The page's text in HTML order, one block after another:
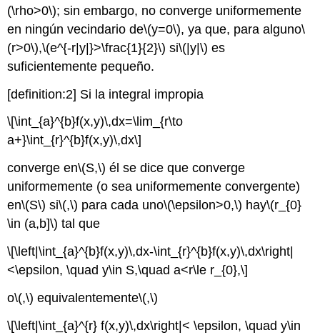
(\rho>0\); sin embargo, no converge uniformemente
en ningún vecindario de\(y=0\), ya que, para alguno\
(r>0\),\(e^{-r|y|}>\frac{1}{2}\) si\(|y|\) es
suficientemente pequeño.
[definition:2] Si la integral impropia
\[\int_{a}^{b}f(x,y)\,dx=\lim_{r\to
a+}\int_{r}^{b}f(x,y)\,dx\]
converge en\(S,\) él se dice que converge
uniformemente (o sea uniformemente convergente)
en\(S\) si\(,\) para cada uno\(\epsilon>0,\) hay\(r_{0}
\in (a,b]\) tal que
\[\left|\int_{a}^{b}f(x,y)\,dx-\int_{r}^{b}f(x,y)\,dx\right|
<\epsilon, \quad y\in S,\quad a<r\le r_{0},\]
o\(,\) equivalentemente\(,\)
\[\left|\int_{a}^{r} f(x,y)\,dx\right|< \epsilon, \quad y\in